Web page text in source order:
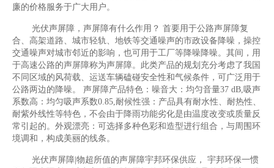
廉的价格服务于广大用户。
光伏声屏障，声屏障有什么作用？ 首要用于公路声屏障复
合、高架道路、城市轻轨、地铁等交通噪声的市政设备降噪，操控
交通噪声对城市邻近的影响，也可用于工厂等降噪降噪。其间，用
于高速公路的声屏障称为声屏障。此类产品的规划充分考虑了我国
不同区域的风荷载、运送车辆磕碰安全性和气候条件，可广泛用于
公路两边的降噪。 声屏障产品特色：噪音大：均匀音量37 dB,吸声
系数高：均匀吸声系数0.85,耐候性强：产品具有耐水性、耐热性、
耐紫外线性等特色，不会由于降雨功能劣化是由温度改变或质量反
常引起的。外观漂亮：可选择多种色彩和造型进行组合，与周围环
境调和，构成美丽的线条。
光伏声屏障|物超所值的声屏障宇邦环保供应， 宇邦环保一惯